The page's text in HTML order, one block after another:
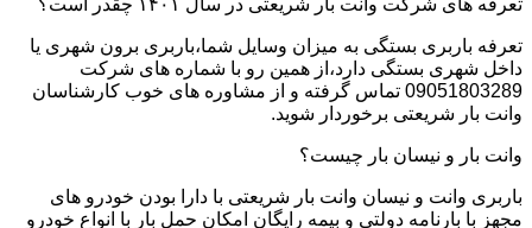
تعرفه باربری بستگی به میزان وسایل شما،باربری برون شهری یا
داخل شهری بستگی دارد،از همین رو با شماره های شرکت
09051803289 تماس گرفته و از مشاوره های خوب کارشناسان
وانت بار شریعتی برخوردار شوید.
وانت بار و نیسان بار چیست؟
باربری وانت و نیسان وانت بار شریعتی با دارا بودن خودرو های
مجهز با بارنامه دولتی و بیمه رایگان امکان حمل بار با انواع خودرو